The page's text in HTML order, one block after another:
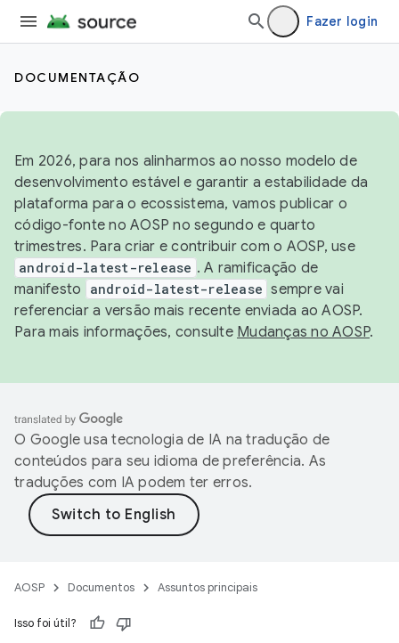
Fazer login
DOCUMENTAÇÃO
Em 2026, para nos alinharmos ao nosso modelo de
desenvolvimento estável e garantir a estabilidade da
plataforma para o ecossistema, vamos publicar o
código-fonte no AOSP no segundo e quarto
trimestres. Para criar e contribuir com o AOSP, use
android-latest-release . A ramificação de
manifesto
android-latest-release sempre vai
referenciar a versão mais recente enviada ao AOSP.
Para mais informações, consulte Mudanças no AOSP.
O Google usa tecnologia de IA na tradução de
conteúdos para seu idioma de preferência. As
traduções com IA podem ter erros.
AOSP Documentos Assuntos principais
Isso foi útil?